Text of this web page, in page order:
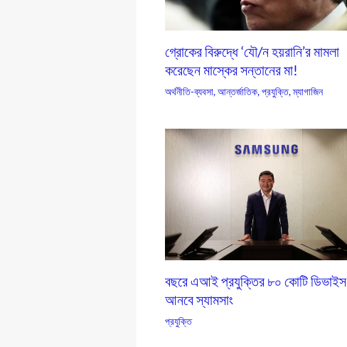
গ্রোকের বিরুদ্ধে ‘যৌ/ন হয়রানি’র মামলা
করেছেন মাস্কের সন্তানের মা!
অর্থনীতি-ব্যবসা,আন্তর্জাতিক,প্রযুক্তি,ম্যাগাজিন
বছরে এআই প্রযুক্তির ৮০ কোটি ডিভাইস
আনবে স্যামসাং
প্রযুক্তি